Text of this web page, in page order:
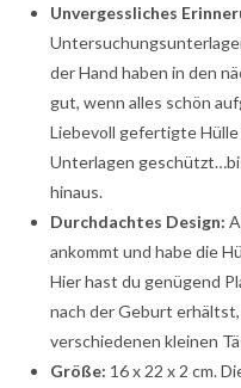
Unvergessliches
der Hand haben in den
gut, wenn alles schön
Liebevoll gefertigte
Unterlagen
hinaus.
Durchdachtes Design:
ankommt und habe die
Hier hast du genügend
nach der Geburt
verschiedenen kleinen
Größe: 16 x 22 x 2 cm.